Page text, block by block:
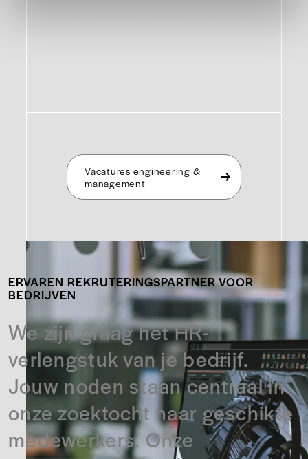
Vacatures engineering &
management
ERVAREN REKRUTERINGSPARTNER VOOR
BEDRIJVEN
We zijn graag het HR-
verlengstuk van je bedrijf.
Jouw noden staan centraal in
onze zoektocht naar geschikte
medewerkers. Onze